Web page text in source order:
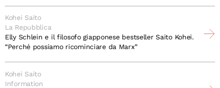
Kohei Saito
La Repubblica
Elly Schlein e il filosofo giapponese bestseller Saito Kohei.
“Perché possiamo ricominciare da Marx”
Kohei Saito
Information